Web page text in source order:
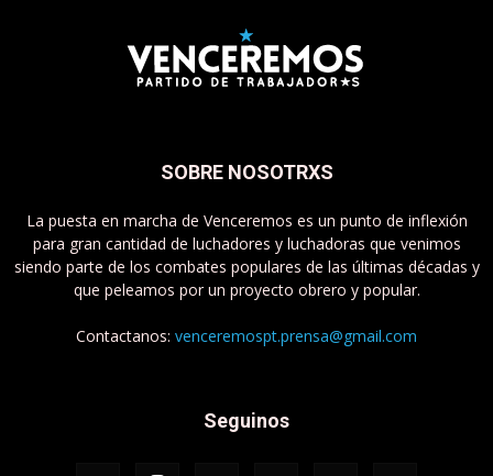
SOBRE NOSOTRXS
La puesta en marcha de Venceremos es un punto de inflexión
para gran cantidad de luchadores y luchadoras que venimos
siendo parte de los combates populares de las últimas décadas y
que peleamos por un proyecto obrero y popular.
Contactanos: venceremospt.prensa@gmail.com
Seguinos